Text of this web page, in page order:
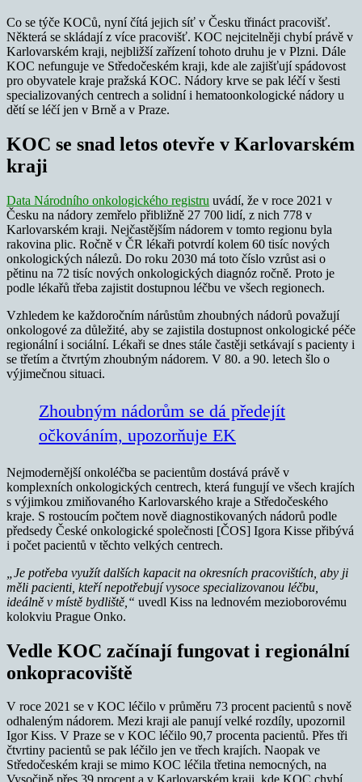
Co se týče KOCů, nyní čítá jejich síť v Česku třináct pracovišť.
Některá se skládají z více pracovišť. KOC nejcitelněji chybí právě v
Karlovarském kraji, nejbližší zařízení tohoto druhu je v Plzni. Dále
KOC nefunguje ve Středočeském kraji, kde ale zajišťují spádovost
pro obyvatele kraje pražská KOC. Nádory krve se pak léčí v šesti
specializovaných centrech a solidní i hematoonkologické nádory u
dětí se léčí jen v Brně a v Praze.
KOC se snad letos otevře v Karlovarském
kraji
Data Národního onkologického registru uvádí, že v roce 2021 v
Česku na nádory zemřelo přibližně 27 700 lidí, z nich 778 v
Karlovarském kraji. Nejčastějším nádorem v tomto regionu byla
rakovina plic. Ročně v ČR lékaři potvrdí kolem 60 tisíc nových
onkologických nálezů. Do roku 2030 má toto číslo vzrůst asi o
pětinu na 72 tisíc nových onkologických diagnóz ročně. Proto je
podle lékařů třeba zajistit dostupnou léčbu ve všech regionech.
Vzhledem ke každoročním nárůstům zhoubných nádorů považují
onkologové za důležité, aby se zajistila dostupnost onkologické péče
regionální i sociální. Lékaři se dnes stále častěji setkávají s pacienty i
se třetím a čtvrtým zhoubným nádorem. V 80. a 90. letech šlo o
výjimečnou situaci.
Zhoubným nádorům se dá předejít
očkováním, upozorňuje EK
Nejmodernější onkoléčba se pacientům dostává právě v
komplexních onkologických centrech, která fungují ve všech krajích
s výjimkou zmiňovaného Karlovarského kraje a Středočeského
kraje. S rostoucím počtem nově diagnostikovaných nádorů podle
předsedy České onkologické společnosti [ČOS] Igora Kisse přibývá
i počet pacientů v těchto velkých centrech.
„Je potřeba využít dalších kapacit na okresních pracovištích, aby ji
měli pacienti, kteří nepotřebují vysoce specializovanou léčbu,
ideálně v místě bydliště,“ uvedl Kiss na lednovém mezioborovému
kolokviu Prague Onko.
Vedle KOC začínají fungovat i regionální
onkopracoviště
V roce 2021 se v KOC léčilo v průměru 73 procent pacientů s nově
odhaleným nádorem. Mezi kraji ale panují velké rozdíly, upozornil
Igor Kiss. V Praze se v KOC léčilo 90,7 procenta pacientů. Přes tři
čtvrtiny pacientů se pak léčilo jen ve třech krajích. Naopak ve
Středočeském kraji se mimo KOC léčila třetina nemocných, na